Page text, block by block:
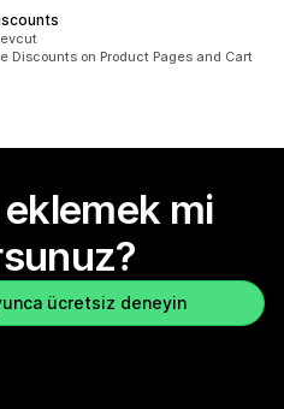
Discounts on Product Pages and Cart
mi
ücretsiz deneyin